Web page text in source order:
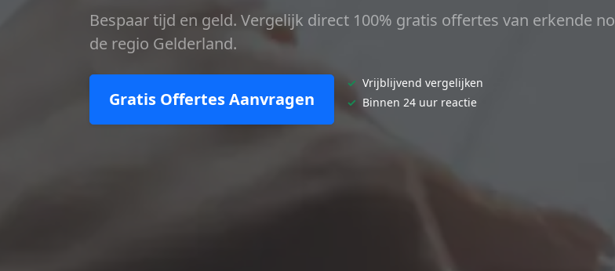
Bespaar tijd en geld. Vergelijk direct 100% gratis offertes van erkende
de regio Gelderland.
Gratis Offertes Aanvragen
✓ Vrijblijvend vergelijken
✓ Binnen 24 uur reactie